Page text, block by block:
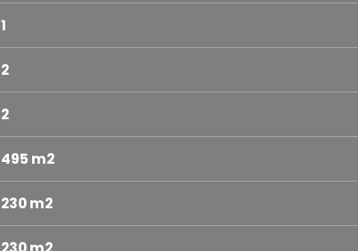
1
2
2
495 m2
230 m2